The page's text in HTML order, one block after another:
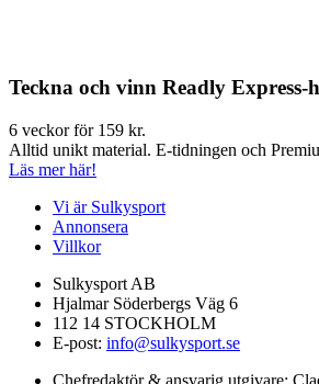
Teckna och vinn Readly Express-
6 veckor för 159 kr.
Alltid unikt material. E-tidningen och
Läs mer här!
Vi är Sulkysport
Annonsera
Villkor
Sulkysport AB
Hjalmar Söderbergs Väg 6
112 14 STOCKHOLM
E-post: info@sulkysport.se
Chefredaktör & ansvarig utgivare: